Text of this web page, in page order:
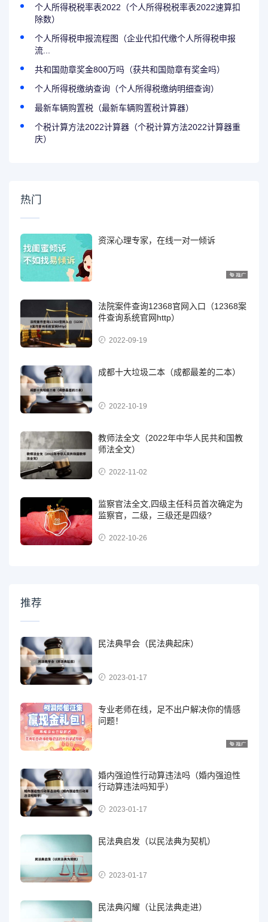
个人所得税税率表2022（个人所得税税率表2022速算扣
除数）
个人所得税申报流程图（企业代扣代缴个人所得税申报
流...
共和国勋章奖金800万吗（获共和国勋章有奖金吗）
个人所得税缴纳查询（个人所得税缴纳明细查询）
最新车辆购置税（最新车辆购置税计算器）
个税计算方法2022计算器（个税计算方法2022计算器重
庆）
热门
资深心理专家，在线一对一倾诉
法院案件查询12368官网入口（12368案
件查询系统官网http）
2022-09-19
成都十大垃圾二本（成都最差的二本）
2022-10-19
教师法全文（2022年中华人民共和国教
师法全文）
2022-11-02
监察官法全文,四级主任科员首次确定为
监察官，二级，三级还是四级?
2022-10-26
推荐
民法典早会（民法典起床）
2023-01-17
专业老师在线，足不出户解决你的情感
问题！
婚内强迫性行动算违法吗（婚内强迫性
行动算违法吗知乎）
2023-01-17
民法典启发（以民法典为契机）
2023-01-17
民法典闪耀（让民法典走进）